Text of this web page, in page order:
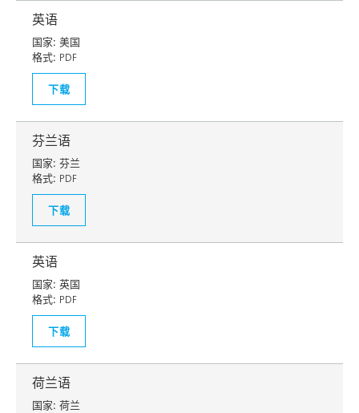
英语
国家: 美国
格式: PDF
下载
芬兰语
国家: 芬兰
格式: PDF
下载
英语
国家: 英国
格式: PDF
下载
荷兰语
国家: 荷兰